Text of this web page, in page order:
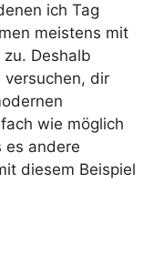
ich Tag
meistens mit
Deshalb
dir
wie möglich
es andere
diesem Beispiel